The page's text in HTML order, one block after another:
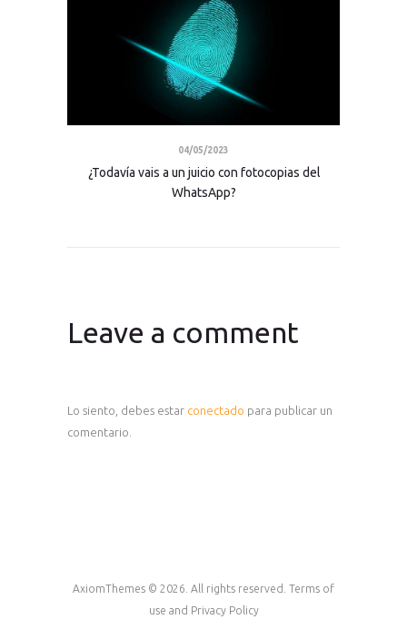
04/05/2023
¿Todavía vais a un juicio con fotocopias del
WhatsApp?
Leave a comment
Lo siento, debes estar conectado para publicar un
comentario.
AxiomThemes © 2026. All rights reserved. Terms of
use and Privacy Policy